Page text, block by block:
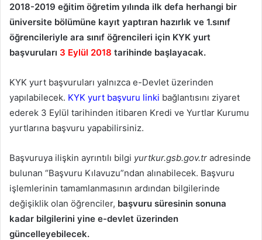
2018-2019 eğitim öğretim yılında ilk defa herhangi bir
üniversite bölümüne kayıt yaptıran hazırlık ve 1.sınıf
öğrencileriyle ara sınıf öğrencileri için KYK yurt
başvuruları 3 Eylül 2018 tarihinde başlayacak.
KYK yurt başvuruları yalnızca e-Devlet üzerinden
yapılabilecek. KYK yurt başvuru linki bağlantısını ziyaret
ederek 3 Eylül tarihinden itibaren Kredi ve Yurtlar Kurumu
yurtlarına başvuru yapabilirsiniz.
Başvuruya ilişkin ayrıntılı bilgi yurtkur.gsb.gov.tr adresinde
bulunan “Başvuru Kılavuzu”ndan alınabilecek. Başvuru
işlemlerinin tamamlanmasının ardından bilgilerinde
değişiklik olan öğrenciler, başvuru süresinin sonuna
kadar bilgilerini yine e-devlet üzerinden
güncelleyebilecek.